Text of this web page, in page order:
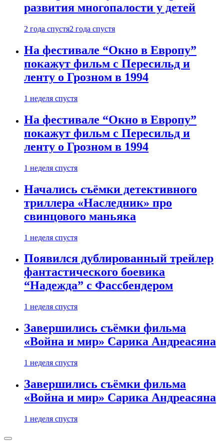
развития многопалости у детей
2 года спустя2 года спустя
На фестивале “Окно в Европу”
покажут фильм с Пересильд и
ленту о Грозном в 1994
1 неделя спустя
На фестивале “Окно в Европу”
покажут фильм с Пересильд и
ленту о Грозном в 1994
1 неделя спустя
Начались съёмки детективного
триллера «Наследник» про
свинцового маньяка
1 неделя спустя
Появился дублированный трейлер
фантастического боевика
“Надежда” с Фассбендером
1 неделя спустя
Завершились съёмки фильма
«Война и мир» Сарика Андреасяна
1 неделя спустя
Завершились съёмки фильма
«Война и мир» Сарика Андреасяна
1 неделя спустя